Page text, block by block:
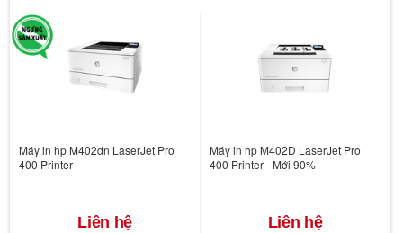
Máy in hp M402dn LaserJet Pro
400 Printer
Liên hệ
Máy in hp M402D LaserJet Pro
400 Printer - Mới 90%
Liên hệ